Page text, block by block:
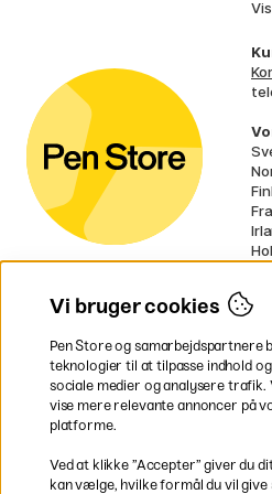
EU
*
Vi bruger cookies
Pen Store og samarbejdspartnere
teknologier til at tilpasse indhold
sociale medier og analysere
vise mere relevante annoncer på
platforme.
Ved at klikke ”Accepter” giver du
kan vælge, hvilke formål du vil